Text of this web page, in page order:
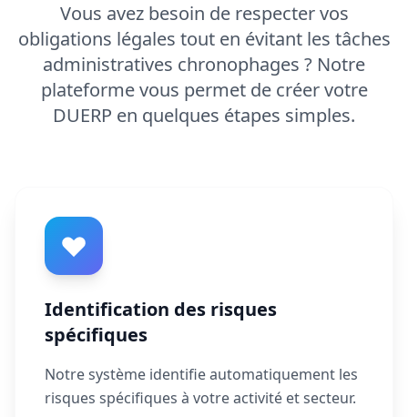
Vous avez besoin de respecter vos
obligations légales tout en évitant les tâches
administratives chronophages ? Notre
plateforme vous permet de créer votre
DUERP en quelques étapes simples.
Identification des risques
spécifiques
Notre système identifie automatiquement les
risques spécifiques à votre activité et secteur.